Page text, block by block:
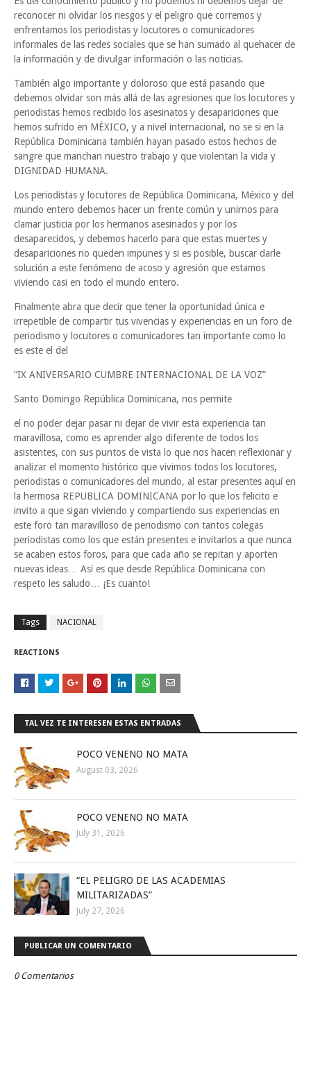
reconocer ni olvidar los riesgos y el peligro que corremos y
enfrentamos los periodistas y locutores o comunicadores
informales de las redes sociales que se han sumado al quehacer de
la información y de divulgar información o las noticias.
También algo importante y doloroso que está pasando que
debemos olvidar son más allá de las agresiones que los locutores y
periodistas hemos recibido los asesinatos y desapariciones que
hemos sufrido en MÈXICO, y a nivel internacional, no se si en la
República Dominicana también hayan pasado estos hechos de
sangre que manchan nuestro trabajo y que violentan la vida y
DIGNIDAD HUMANA.
Los periodistas y locutores de República Dominicana, México y del
mundo entero debemos hacer un frente común y unirnos para
clamar justicia por los hermanos asesinados y por los
desaparecidos, y debemos hacerlo para que estas muertes y
desapariciones no queden impunes y si es posible, buscar darle
solución a este fenómeno de acoso y agresión que estamos
viviendo casi en todo el mundo entero.
Finalmente abra que decir que tener la oportunidad única e
irrepetible de compartir tus vivencias y experiencias en un foro de
periodismo y locutores o comunicadores tan importante como lo
es este el del
“IX ANIVERSARIO CUMBRE INTERNACIONAL DE LA VOZ”
Santo Domingo República Dominicana, nos permite
el no poder dejar pasar ni dejar de vivir esta experiencia tan
maravillosa, como es aprender algo diferente de todos los
asistentes, con sus puntos de vista lo que nos hacen reflexionar y
analizar el momento histórico que vivimos todos los locutores,
periodistas o comunicadores del mundo, al estar presentes aquí en
la hermosa REPUBLICA DOMINICANA por lo que los felicito e
invito a que sigan viviendo y compartiendo sus experiencias en
este foro tan maravilloso de periodismo con tantos colegas
periodistas como los que están presentes e invitarlos a que nunca
se acaben estos foros, para que cada año se repitan y aporten
nuevas ideas… Así es que desde República Dominicana con
respeto les saludo… ¡Es cuanto!
Tags NACIONAL
REACTIONS
TAL VEZ TE INTERESEN ESTAS ENTRADAS
POCO VENENO NO MATA
August 03, 2026
POCO VENENO NO MATA
July 31, 2026
“EL PELIGRO DE LAS ACADEMIAS
MILITARIZADAS”
July 27, 2026
PUBLICAR UN COMENTARIO
0 Comentarios